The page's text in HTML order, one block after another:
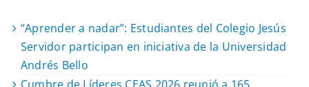
“Aprender a nadar”: Estudiantes del Colegio Jesús
Servidor participan en iniciativa de la Universidad
Andrés Bello